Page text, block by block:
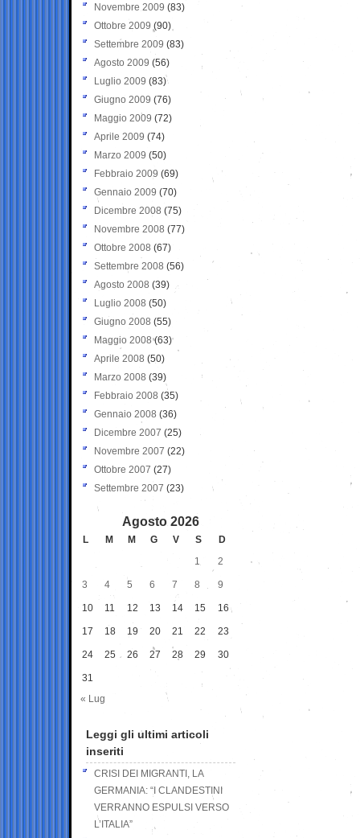
Novembre 2009 (83)
Ottobre 2009 (90)
Settembre 2009 (83)
Agosto 2009 (56)
Luglio 2009 (83)
Giugno 2009 (76)
Maggio 2009 (72)
Aprile 2009 (74)
Marzo 2009 (50)
Febbraio 2009 (69)
Gennaio 2009 (70)
Dicembre 2008 (75)
Novembre 2008 (77)
Ottobre 2008 (67)
Settembre 2008 (56)
Agosto 2008 (39)
Luglio 2008 (50)
Giugno 2008 (55)
Maggio 2008(63)
Aprile 2008 (50)
Marzo 2008 (39)
Febbraio 2008 (35)
Gennaio 2008 (36)
Dicembre 2007 (25)
Novembre 2007 (22)
Ottobre 2007 (27)
Settembre 2007 (23)
Agosto 2026
L M M G V S
D
1
2
3 4 5 6 7 8 9
10 11 12 13 14 15 16
17 18 19 20 21 22 23
24 25 26 27 28 29 30
31
« Lug
Leggi gli ultimi articoli
inseriti
CRISI DEI MIGRANTI, LA
GERMANIA: “I CLANDESTINI
VERRANNO ESPULSI VERSO
L’ITALIA”